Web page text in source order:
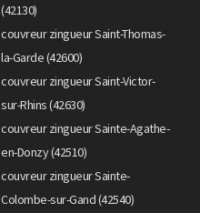
(42130)
couvreur zingueur Saint-Thomas-
la-Garde (42600)
couvreur zingueur Saint-Victor-
sur-Rhins (42630)
couvreur zingueur Sainte-Agathe-
en-Donzy (42510)
couvreur zingueur Sainte-
Colombe-sur-Gand (42540)